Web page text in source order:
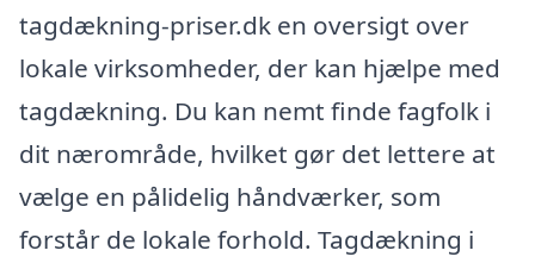
tagdækning-priser.dk en oversigt over
lokale virksomheder, der kan hjælpe med
tagdækning. Du kan nemt finde fagfolk i
dit nærområde, hvilket gør det lettere at
vælge en pålidelig håndværker, som
forstår de lokale forhold. Tagdækning i